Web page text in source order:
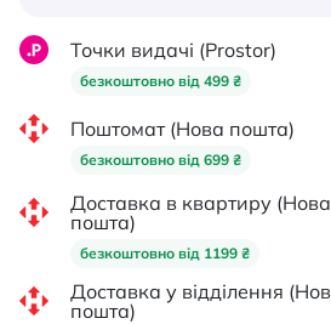
Точки видачі (Prostor)
безкоштовно від 499 ₴
Поштомат (Нова пошта)
безкоштовно від 699 ₴
Доставка в квартиру (Нова
пошта)
безкоштовно від 1199 ₴
Доставка у відділення
пошта)